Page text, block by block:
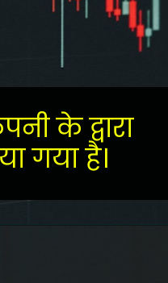
के द्वारा
गया है।